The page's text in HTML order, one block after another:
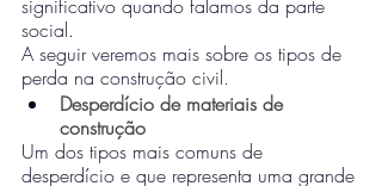
significativo quando falamos da parte
social.
A seguir veremos mais sobre os tipos de
perda na construção civil.
Desperdício de materiais de
construção
Um dos tipos mais comuns de
desperdício e que representa uma grande